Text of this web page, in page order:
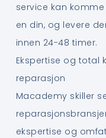
service kan
en din, og levere
innen 24-48 timer.
Ekspertise og total
reparasjon
Macademy skiller
ekspertise og